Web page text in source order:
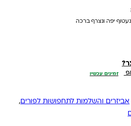
יפה ונצרף ברכה
זמינים עכשיו
אביזרים והשלמות לתחפושות לפורים,